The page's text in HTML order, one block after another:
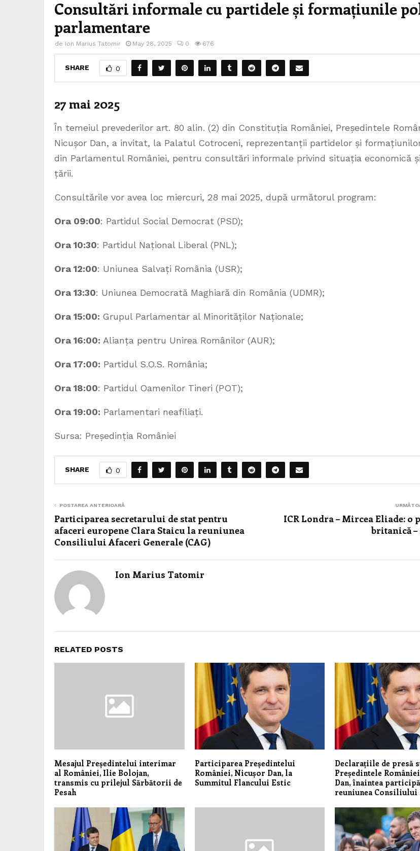
Consultări informale cu partidele și formațiunile
parlamentare
de Ion Marius Tatomir May 28, 2025 0 676
SHARE 0
27 mai 2025
În temeiul prevederilor art. 80 alin. (2) din Constituția României, Președintele
Nicușor Dan, a invitat, la Palatul Cotroceni, reprezentanții partidelor și
din Parlamentul României, pentru consultări informale privind situația economică
țării.
Consultările vor avea loc miercuri, 28 mai 2025, după următorul program:
Ora 09:00: Partidul Social Democrat (PSD);
Ora 10:30: Partidul Național Liberal (PNL);
Ora 12:00: Uniunea Salvați România (USR);
Ora 13:30: Uniunea Democrată Maghiară din România (UDMR);
Ora 15:00: Grupul Parlamentar al Minorităților Naționale;
Ora 16:00: Alianța pentru Unirea Românilor (AUR);
Ora 17:00: Partidul S.O.S. România;
Ora 18:00: Partidul Oamenilor Tineri (POT);
Ora 19:00: Parlamentari neafiliați.
Sursa: Președinția României
SHARE 0
POSTAREA ANTERIOARĂ
Participarea secretarului de stat pentru
afaceri europene Clara Staicu la reuniunea
Consiliului Afaceri Generale (CAG)
ICR Londra – Mircea Eliade: o
britanică –
Ion Marius Tatomir
RELATED POSTS
Mesajul Președintelui interimar
al României, Ilie Bolojan,
transmis cu prilejul Sărbătorii de
Pesah
Participarea Președintelui
României, Nicușor Dan, la
Summitul Flancului Estic
Declarațiile de presă
Președintele
Dan, înaintea
reuniunea Consiliului